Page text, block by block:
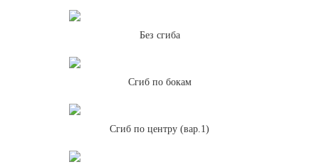
Без сгиба
Сгиб по бокам
Сгиб по центру (вар.1)